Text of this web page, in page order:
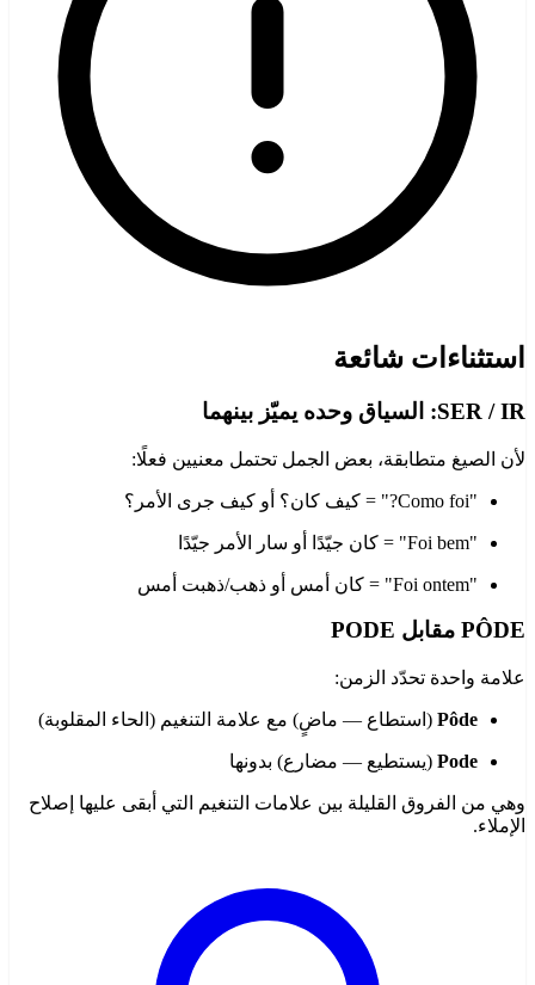
استثناءات شائعة
SER / IR: السياق وحده يميّز بينهما
لأن الصيغ متطابقة، بعض الجمل تحتمل معنيين فعلًا:
"Como foi?" = كيف كان؟ أو كيف جرى الأمر؟
"Foi bem" = كان جيّدًا أو سار الأمر جيّدًا
"Foi ontem" = كان أمس أو ذهب/ذهبت أمس
PÔDE مقابل PODE
علامة واحدة تحدّد الزمن:
Pôde (استطاع — ماضٍ) مع علامة التنغيم (الحاء المقلوبة)
Pode (يستطيع — مضارع) بدونها
وهي من الفروق القليلة بين علامات التنغيم التي أبقى عليها إصلاح
الإملاء.